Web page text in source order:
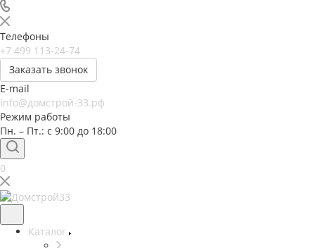
Телефоны
+7 499 113-24-74
Заказать звонок
E-mail
info@домстрой-33.рф
Режим работы
Пн. – Пт.: с 9:00 до 18:00
0
Каталог